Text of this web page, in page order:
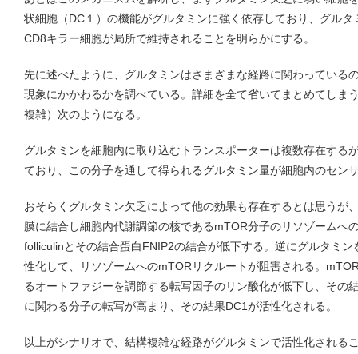
状細胞（DC１）の機能がグルタミンに強く依存しており、グル
CD8キラー細胞が局所で維持されることを明らかにする。
先に述べたように、グルタミンはさまざまな経路に関わっている
現象にかかわるかを調べている。詳細を全て省いてまとめてしま
複雑）次のようになる。
グルタミンを細胞内に取り込むトランスポーターは複数存在する
ており、この分子を通して得られるグルタミン量が細胞内のセン
おそらくグルタミン欠乏によって他の効果も存在するとは思うが
膜に結合し細胞内代謝調節の核であるmTOR分子のリソゾームへ
folliculinとその結合蛋白FNIP2の結合が低下する。逆にグルタミ
性化して、リソゾームへのmTORリクルートが阻害される。
るオートファジーを調節する転写因子のリン酸化が低下し、その
に関わる分子の転写が高まり、その結果DC1が活性化される。
以上がシナリオで、結構複雑な経路がグルタミンで活性化される